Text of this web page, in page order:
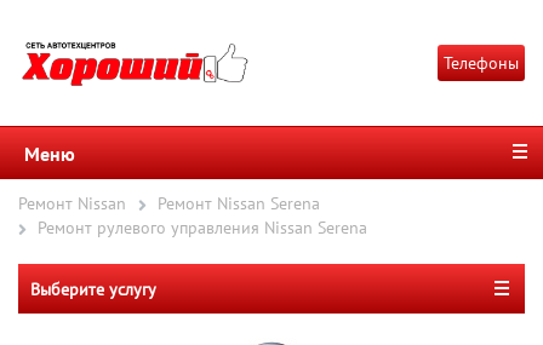
Телефоны
Меню
Ремонт Nissan
Ремонт Nissan Serena
Ремонт рулевого управления Nissan Serena
Выберите услугу